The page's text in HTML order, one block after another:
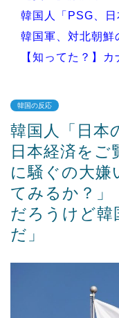
韓国人「PSG、
韓国軍、対北朝鮮
【知ってた？】
Powered by
韓国の反応
韓国人「日本
日本経済を
に騒ぐの大嫌
てみるか？」
だろうけど韓
だ」